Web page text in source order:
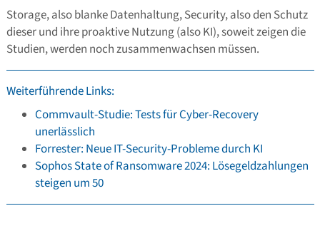
Storage, also blanke Datenhaltung, Security, also den Schutz
dieser und ihre proaktive Nutzung (also KI), soweit zeigen die
Studien, werden noch zusammenwachsen müssen.
Weiterführende Links:
Commvault-Studie: Tests für Cyber-Recovery
unerlässlich
Forrester: Neue IT-Security-Probleme durch KI
Sophos State of Ransomware 2024: Lösegeldzahlungen
steigen um 50